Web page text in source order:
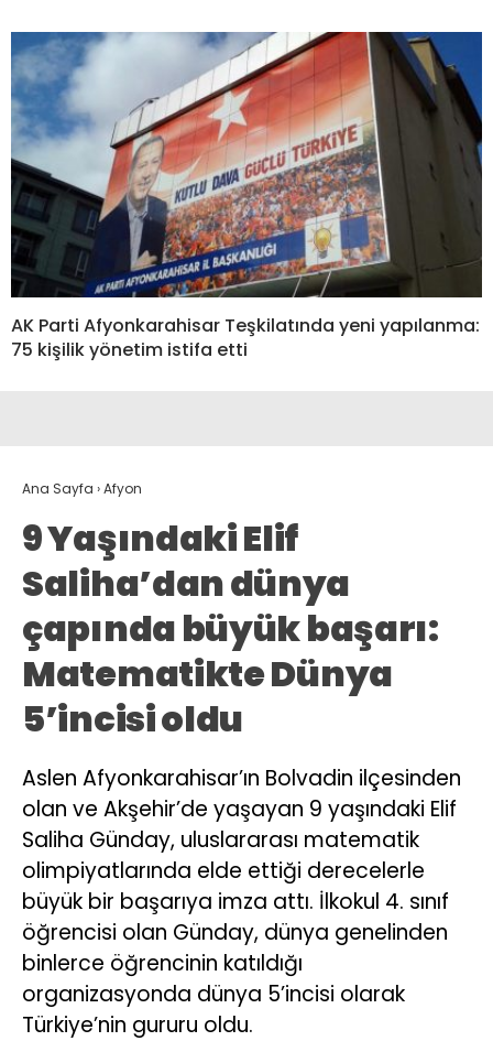
AK Parti Afyonkarahisar Teşkilatında yeni yapılanma:
75 kişilik yönetim istifa etti
Ana Sayfa ›Afyon
9 Yaşındaki Elif
Saliha’dan dünya
çapında büyük başarı:
Matematikte Dünya
5’incisi oldu
Aslen Afyonkarahisar’ın Bolvadin ilçesinden
olan ve Akşehir’de yaşayan 9 yaşındaki Elif
Saliha Günday, uluslararası matematik
olimpiyatlarında elde ettiği derecelerle
büyük bir başarıya imza attı. İlkokul 4. sınıf
öğrencisi olan Günday, dünya genelinden
binlerce öğrencinin katıldığı
organizasyonda dünya 5’incisi olarak
Türkiye’nin gururu oldu.